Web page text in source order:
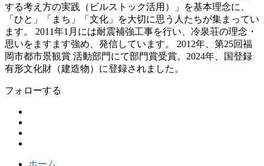
する考え方の実践（ビルストック活用）」を基本理念に、
「ひと」「まち」「文化」を大切に思う人たちが集まってい
ます。 2011年1月には耐震補強工事を行い、冷泉荘の理念・
思いをますます強め、発信しています。 2012年、第25回福
岡市都市景観賞 活動部門にて部門賞受賞。2024年、国登録
有形文化財（建造物）に登録されました。
フォローする
ホーム